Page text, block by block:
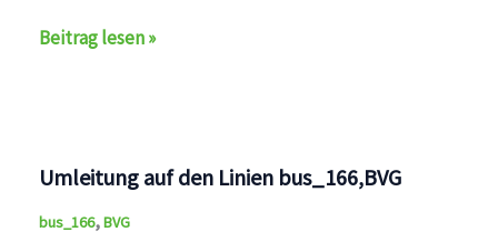
Unterbrechung
Beitrag lesen »
Umleitung auf den Linien bus_166,BVG
bus_166,BVG